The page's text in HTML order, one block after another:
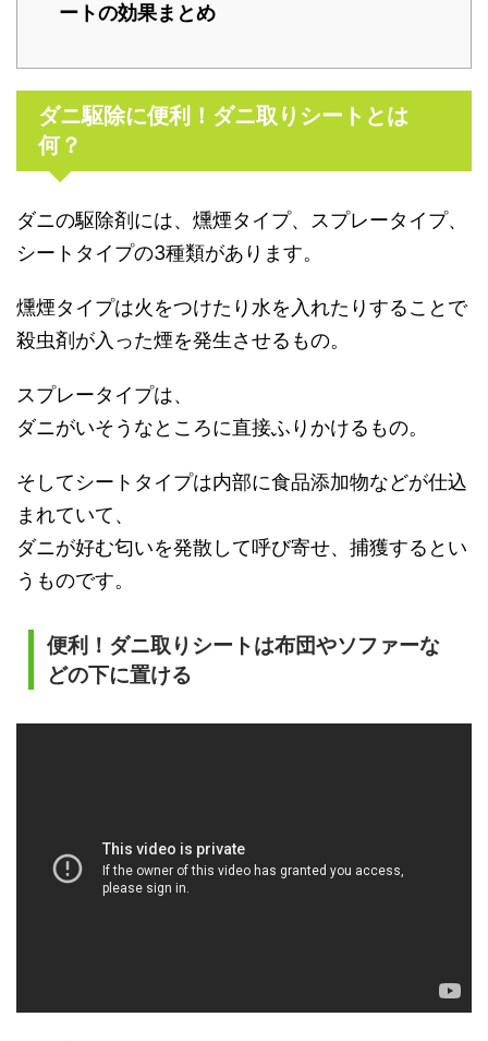
ートの効果まとめ
ダニ駆除に便利！ダニ取りシートとは
何？
ダニの駆除剤には、燻煙タイプ、スプレータイプ、
シートタイプの3種類があります。
燻煙タイプは火をつけたり水を入れたりすることで
殺虫剤が入った煙を発生させるもの。
スプレータイプは、
ダニがいそうなところに直接ふりかけるもの。
そしてシートタイプは内部に食品添加物などが仕込
まれていて、
ダニが好む匂いを発散して呼び寄せ、捕獲するとい
うものです。
便利！ダニ取りシートは布団やソファーな
どの下に置ける